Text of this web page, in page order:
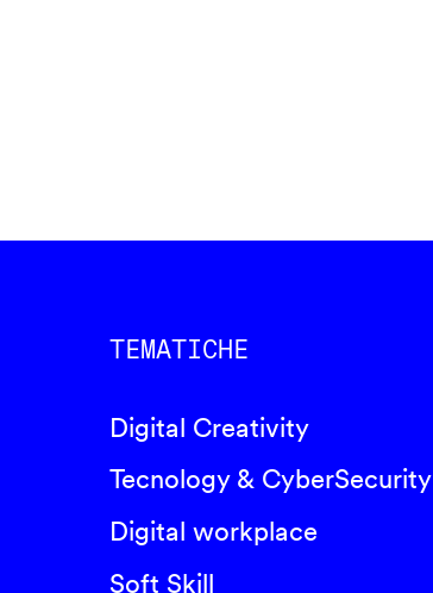
TEMATICHE
Digital Creativity
Tecnology & CyberSecurity
Digital workplace
Soft Skill